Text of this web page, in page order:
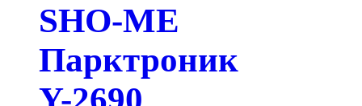
SHO-ME
Парктроник